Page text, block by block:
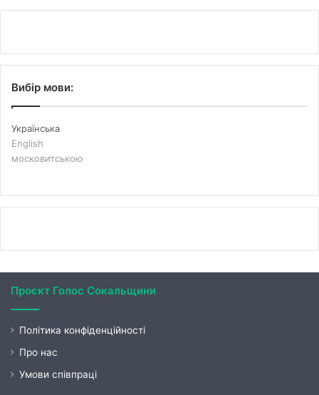
Вибір мови:
Українська
English
московитською
Проєкт Голос Сокальщини
Політика конфіденційності
Про нас
Умови співпраці